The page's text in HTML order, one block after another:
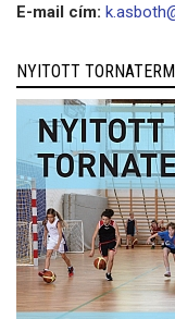
E-mail cím:
NYITOTT